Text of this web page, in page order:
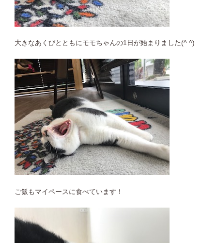
大きなあくびとともにモモちゃんの1日が始まりました(^ ^)
ご飯もマイペースに食べています！